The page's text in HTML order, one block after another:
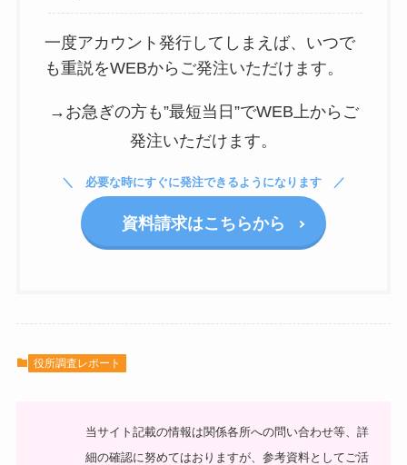
一度アカウント発行してしまえば、いつで
も重説をWEBからご発注いただけます。
→お急ぎの方も”最短当日”でWEB上からご
発注いただけます。
必要な時にすぐに発注できるようになります
資料請求はこちらから
役所調査レポート
当サイト記載の情報は関係各所への問い合わせ等、詳
細の確認に努めてはおりますが、参考資料としてご活